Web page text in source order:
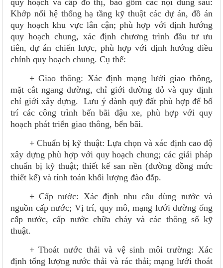
quy hoạch và cấp đô thị, bao gồm các nội dung sau:
Khớp nối hệ thống hạ tầng kỹ thuật các dự án, đồ án
quy hoạch khu vực lân cận; phù hợp với định hướng
quy hoạch chung, xác định chương trình đầu tư ưu
tiên, dự án chiến lược, phù hợp với định hướng điều
chỉnh quy hoạch chung. Cụ thể:
+ Giao thông: Xác định mạng lưới giao thông,
mặt cắt ngang đường, chỉ giới đường đỏ và quy định
chỉ giới xây dựng. Lưu ý dành quỹ đất phù hợp để bố
trí các công trình bến bãi đậu xe, phù hợp với quy
hoạch phát triển giao thông, bến bãi.
+ Chuẩn bị kỹ thuật: Lựa chọn và xác định cao độ
xây dựng phù hợp với quy hoạch chung; các giải pháp
chuẩn bị kỹ thuật; thiết kế san nền (đường đồng mức
thiết kế) và tính toán khối lượng đào đắp.
+ Cấp nước: Xác định nhu cầu dùng nước và
nguồn cấp nước; Vị trí, quy mô, mạng lưới đường ống
cấp nước, cấp nước chữa cháy và các thông số kỹ
thuật.
+ Thoát nước thải và vệ sinh môi trường: Xác
định tổng lượng nước thải và rác thải; mạng lưới thoát